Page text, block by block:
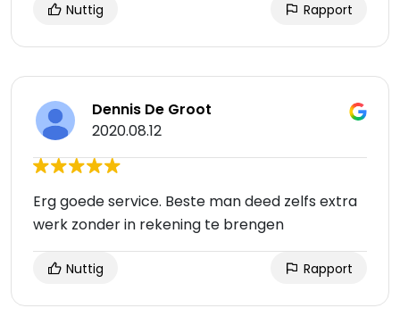
Nuttig Rapport
Dennis De Groot
2020.08.12
Erg goede service. Beste man deed zelfs extra
werk zonder in rekening te brengen
Nuttig Rapport